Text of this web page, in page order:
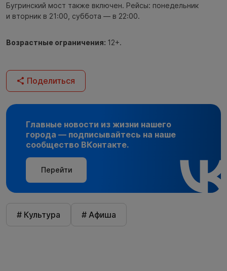
Бугринский мост также включен. Рейсы: понедельник
и вторник в 21:00, суббота — в 22:00.
Возрастные ограничения: 12+.
Поделиться
Главные новости из жизни нашего
города — подписывайтесь на наше
сообщество ВКонтакте.
Перейти
# Культура # Афиша